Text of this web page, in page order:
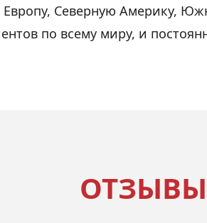
Европу, Северную Америку,
по всему миру, и